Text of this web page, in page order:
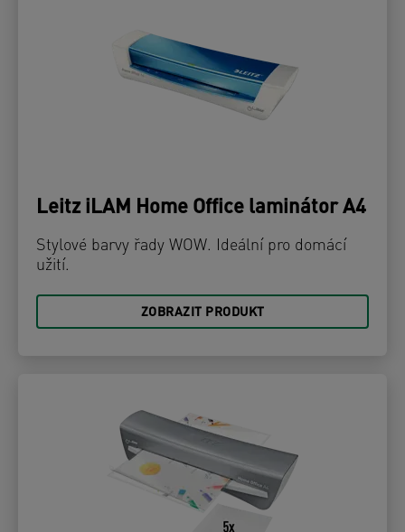
Leitz iLAM Home Office laminátor A4
Stylové barvy řady WOW. Ideální pro domácí
užití.
ZOBRAZIT PRODUKT